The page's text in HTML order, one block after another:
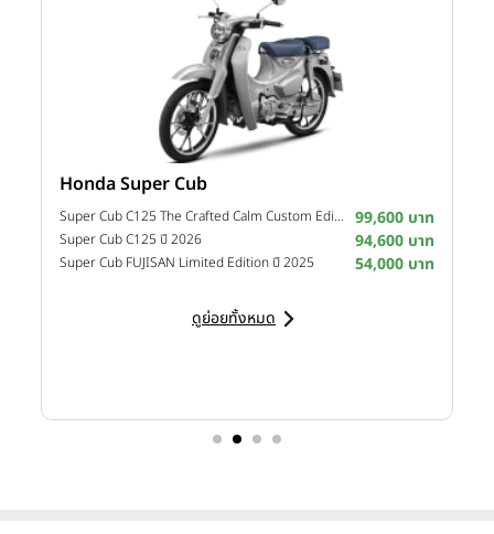
Honda Super Cub
Super Cub C125 The Crafted Calm Custom Edition ปี 2026 99,600 บาท
Super Cub C125 ปี 2026 94,600 บาท
Super Cub FUJISAN Limited Edition ปี 2025 54,000 บาท
ดูย่อยทั้งหมด